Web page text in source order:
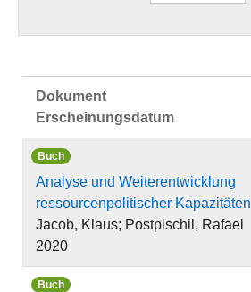
Dokument
Erscheinungsdatum
Buch
Analyse und Weiterentwicklung
ressourcenpolitischer Kapazitäten
Jacob, Klaus; Postpischil, Rafael
2020
Buch